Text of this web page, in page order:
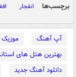
برچسب‌ها انفجار
آپ آهنگ
بهترین هتل های
دانلود آهنگ جدید